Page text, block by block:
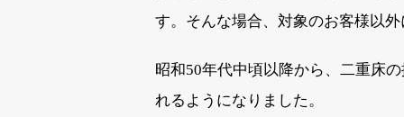
す。そんな場合、対象のお客様以
昭和50年代中頃以降から、二重床
れるようになりました。